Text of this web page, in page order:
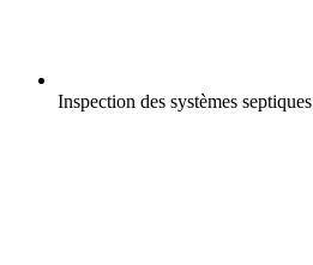
Inspection des systèmes septiques